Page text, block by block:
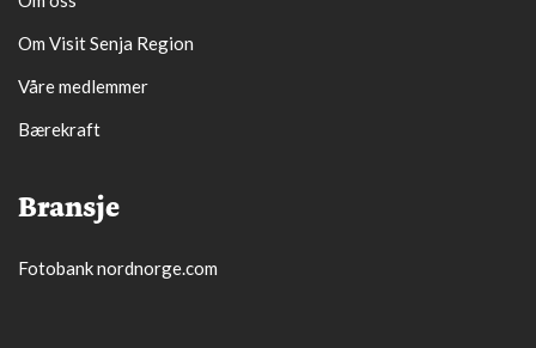
Om Visit Senja Region
Våre medlemmer
Bærekraft
Bransje
Fotobank nordnorge.com